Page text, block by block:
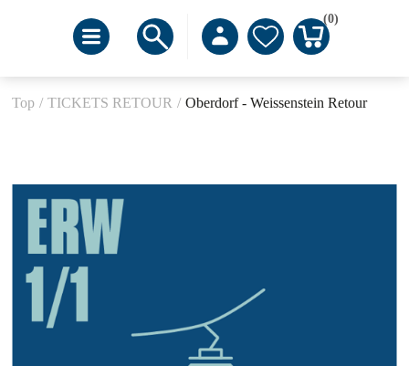
(0)
Top / TICKETS RETOUR / Oberdorf - Weissenstein Retour